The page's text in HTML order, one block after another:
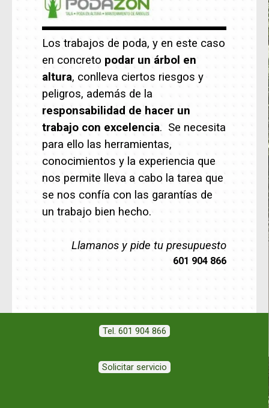
Los trabajos de poda, y en este caso
en concreto podar un árbol en
altura, conlleva ciertos riesgos y
peligros, además de la
responsabilidad de hacer un
trabajo con excelencia. Se necesita
para ello las herramientas,
conocimientos y la experiencia que
nos permite lleva a cabo la tarea que
se nos confía con las garantías de
un trabajo bien hecho.
Llamanos y pide tu presupuesto
601 904 866
Tel. 601 904 866
Solicitar servicio